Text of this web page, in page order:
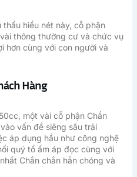
hiểu nét này, cỗ phận
thông thường cư và chức vụ
hơn cùng với con người và
Hàng
một vài cỗ phận Chắn
vấn đề siêng sâu trải
áp dụng hầu như công nghệ
quý tổ ấm áp đọc cùng với
Chắn chắn hẳn chóng và